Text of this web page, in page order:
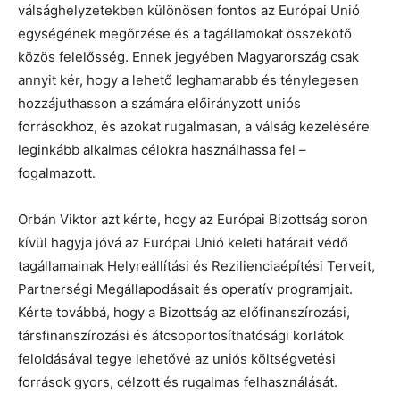
válsághelyzetekben különösen fontos az Európai Unió
egységének megőrzése és a tagállamokat összekötő
közös felelősség. Ennek jegyében Magyarország csak
annyit kér, hogy a lehető leghamarabb és ténylegesen
hozzájuthasson a számára előirányzott uniós
forrásokhoz, és azokat rugalmasan, a válság kezelésére
leginkább alkalmas célokra használhassa fel –
fogalmazott.
Orbán Viktor azt kérte, hogy az Európai Bizottság soron
kívül hagyja jóvá az Európai Unió keleti határait védő
tagállamainak Helyreállítási és Rezilienciaépítési Terveit,
Partnerségi Megállapodásait és operatív programjait.
Kérte továbbá, hogy a Bizottság az előfinanszírozási,
társfinanszírozási és átcsoportosíthatósági korlátok
feloldásával tegye lehetővé az uniós költségvetési
források gyors, célzott és rugalmas felhasználását.